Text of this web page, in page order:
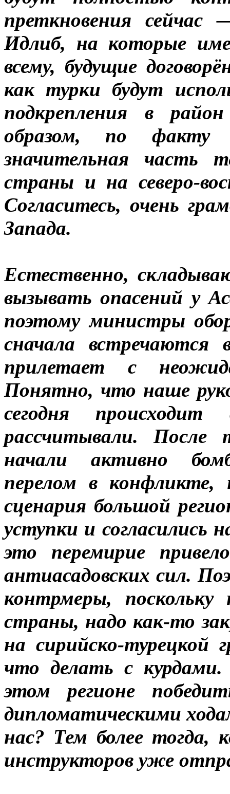
преткновения
Идлиб, на которые
всему, будущие
как турки будут
подкрепления в
образом, по факту
значительная часть
страны и на северо-
Согласитесь, очень
Запада.
Естественно,
вызывать опасений у
поэтому министры
сначала
прилетает с
Понятно, что наше
сегодня
рассчитывали.
начали активно
перелом в конфликте,
сценария большой
уступки и согласились
это перемирие
антиасадовских сил.
контрмеры, поскольку
страны, надо как-то
на сирийско-
что делать с
этом регионе
дипломатическими
нас? Тем более тогда,
инструкторов уже